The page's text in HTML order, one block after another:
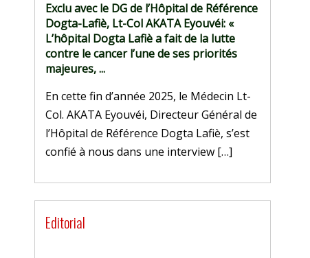
Exclu avec le DG de l’Hôpital de Référence
Dogta-Lafiè, Lt-Col AKATA Eyouvéi: «
L’hôpital Dogta Lafiè a fait de la lutte
contre le cancer l’une de ses priorités
majeures, ...
En cette fin d’année 2025, le Médecin Lt-
Col. AKATA Eyouvéi, Directeur Général de
l’Hôpital de Référence Dogta Lafiè, s’est
confié à nous dans une interview […]
Editorial